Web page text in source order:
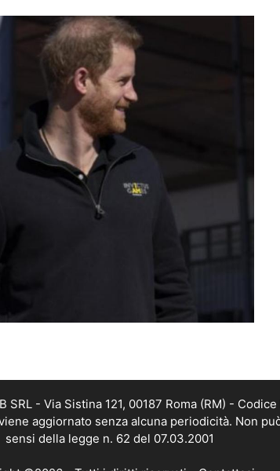
- Via Sistina 121, 00187 Roma (RM) -
aggiornato senza alcuna periodicità. Non
sensi della legge n. 62 del 07.03.2001